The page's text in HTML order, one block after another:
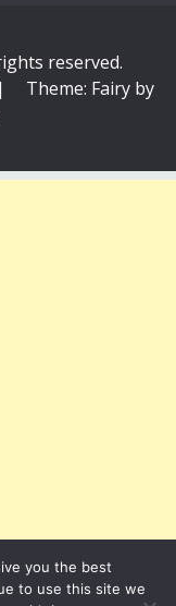
reserved.
|
Theme: Fairy by
you the best
to use this site we